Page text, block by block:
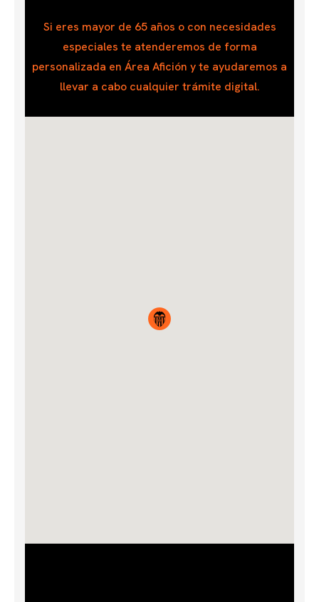
Si eres mayor de 65 años o con necesidades
especiales te atenderemos de forma
personalizada en Área Afición y te ayudaremos a
llevar a cabo cualquier trámite digital.